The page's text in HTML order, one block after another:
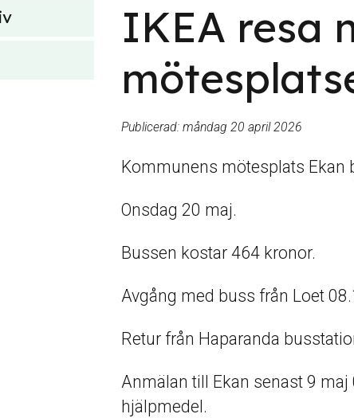
IKEA resa
Publicerad:måndag 20 april 2026
Kommunens mötesplats Ekan
Onsdag 20 maj.
Bussen kostar 464 kronor.
Avgång med buss från Loet
Retur från Haparanda
Anmälan till Ekan senast 9
hjälpmedel.